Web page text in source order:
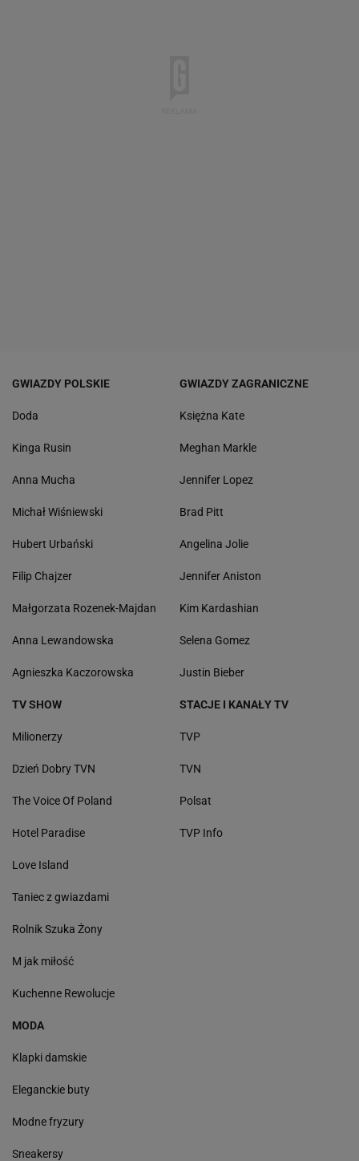
GWIAZDY POLSKIE
Doda
Kinga Rusin
Anna Mucha
Michał Wiśniewski
Hubert Urbański
Filip Chajzer
Małgorzata Rozenek-Majdan
Anna Lewandowska
Agnieszka Kaczorowska
GWIAZDY ZAGRANICZNE
Księżna Kate
Meghan Markle
Jennifer Lopez
Brad Pitt
Angelina Jolie
Jennifer Aniston
Kim Kardashian
Selena Gomez
Justin Bieber
TV SHOW
Milionerzy
Dzień Dobry TVN
The Voice Of Poland
Hotel Paradise
Love Island
Taniec z gwiazdami
Rolnik Szuka Żony
M jak miłość
Kuchenne Rewolucje
STACJE I KANAŁY TV
TVP
TVN
Polsat
TVP Info
MODA
Klapki damskie
Eleganckie buty
Modne fryzury
Sneakersy